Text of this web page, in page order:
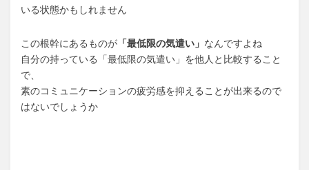
いる状態かもしれません
この根幹にあるものが 「最低限の気遣い」 なんですよね
自分の持っている「最低限の気遣い」を他人と比較すること
で、
素のコミュニケーションの疲労感を抑えることが出来るので
はないでしょうか